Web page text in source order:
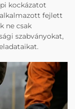
kockázatot
fejlett
ne csak
szabványokat,